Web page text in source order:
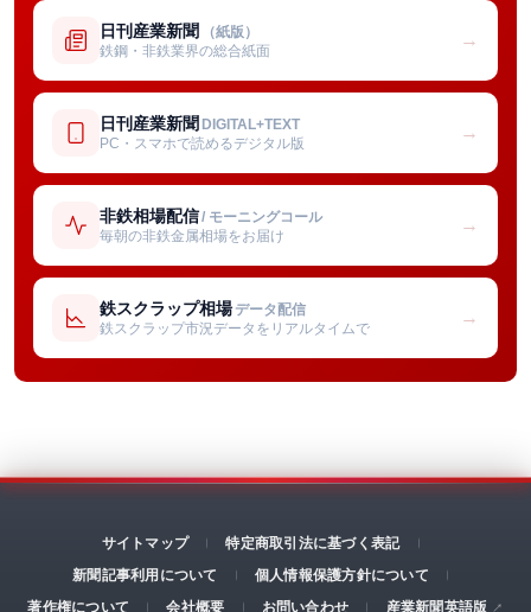
日刊産業新聞 （紙版）
鉄鋼・非鉄業界の総合紙面
→
日刊産業新聞 DIGITAL+TEXT
PC・スマホで読めるデジタル版
→
非鉄相場配信/ モーニングコール
毎朝の非鉄金属相場をお届け
→
鉄スクラップ相場 データ配信
鉄スクラップ市況データをリアルタイムで
→
サイトマップ
特定商取引法に基づく表記
新聞記事利用について
個人情報保護方針について
著作権について
会社概要 お問い合わせ 産業新聞英語版